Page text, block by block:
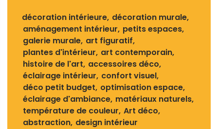
décoration intérieure décoration murale
aménagement intérieur petits espaces
galerie murale art figuratif
plantes d'intérieur art contemporain
histoire de l'art accessoires déco
éclairage intérieur confort visuel
déco petit budget optimisation espace
éclairage d'ambiance matériaux naturels
température de couleur Art déco
abstraction design intérieur